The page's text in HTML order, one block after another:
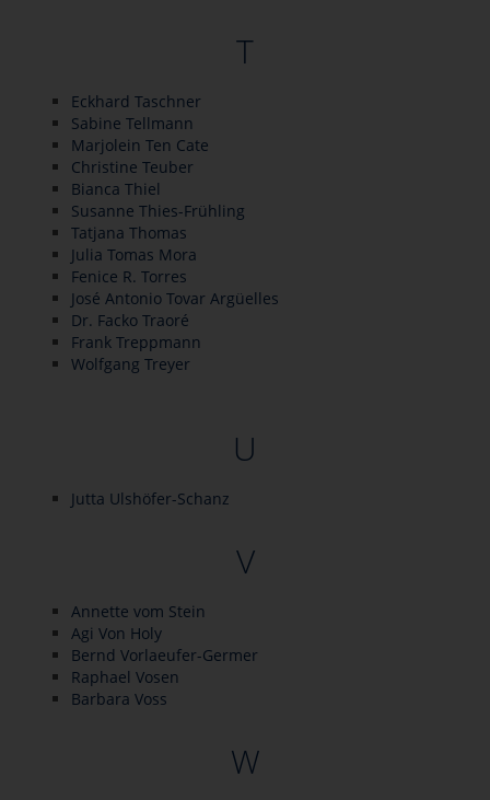
T
Eckhard Taschner
Sabine Tellmann
Marjolein Ten Cate
Christine Teuber
Bianca Thiel
Susanne Thies-Frühling
Tatjana Thomas
Julia Tomas Mora
Fenice R. Torres
José Antonio Tovar Argüelles
Dr. Facko Traoré
Frank Treppmann
Wolfgang Treyer
U
Jutta Ulshöfer-Schanz
V
Annette vom Stein
Agi Von Holy
Bernd Vorlaeufer-Germer
Raphael Vosen
Barbara Voss
W